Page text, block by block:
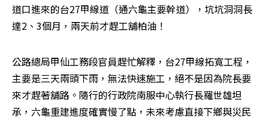
道口進來的台27甲線道（通六龜主要幹道），坑坑洞洞長
達2、3個月，兩天前才趕工舖柏油！
公路總局甲仙工務段官員趕忙解釋，台27甲線拓寬工程，
主要是三天兩頭下雨，無法快速施工，絕不是因為院長要
來才趕著舖路。隨行的行政院南服中心執行長羅世雄坦
承，六龜重建進度確實慢了點，未來考慮直接下鄉與災民